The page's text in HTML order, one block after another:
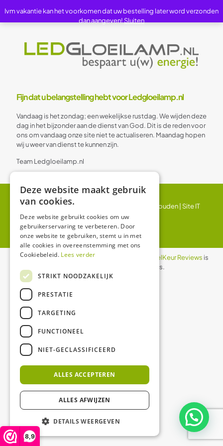
8,9
Fijn dat u belangstelling hebt voor Ledgloeilamp.nl
Vandaag is het zondag; een wekelijkse rustdag. We wijden deze
dag in het bijzonder aan de dienst van God. Dit is de reden voor
ons om vandaag onze site niet te actualiseren. Maandag hopen
wij u weer van dienst te kunnen zijn.
Team Ledgloeilamp.nl
© 2024 Ledgloeilamp | Alle rechten voorbehouden | Site IT
BV
De waardering van ledgloeilamp.nl bij WebwinkelKeur Reviews is
8.9/10 gebaseerd op 1158 reviews.
Ivm vakantie kan het voorkomen dat uw bestelling later word verzonden
dan aangeven! Sluiten
Deze website maakt gebruik
van cookies.
Deze website gebruikt cookies om uw
gebruikerservaring te verbeteren. Door
onze website te gebruiken, stemt u in met
alle cookies in overeenstemming met ons
Cookiebeleid. Lees verder
STRIKT NOODZAKELIJK
PRESTATIE
TARGETING
FUNCTIONEEL
NIET-GECLASSIFICEERD
ALLES ACCEPTEREN
ALLES AFWIJZEN
DETAILS WEERGEVEN